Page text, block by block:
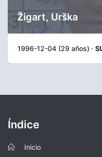
Žigart, Urška
1996-12-04 (29 años) ·
Índice
Inicio